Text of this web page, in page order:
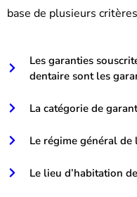
base de plusieurs
Les garanties
dentaire sont les
La catégorie de
Le régime général de
Le lieu d’habitation